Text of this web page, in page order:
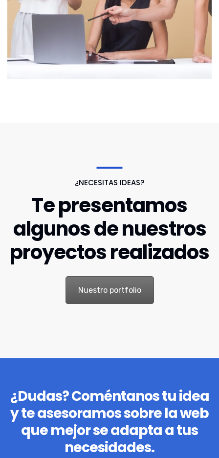
¿NECESITAS IDEAS?
Te presentamos
algunos de nuestros
proyectos realizados
Nuestro portfolio
¿Dudas? Coméntanos tu idea
y te asesoramos sobre la web
que mejor se adapta a tus
necesidades.